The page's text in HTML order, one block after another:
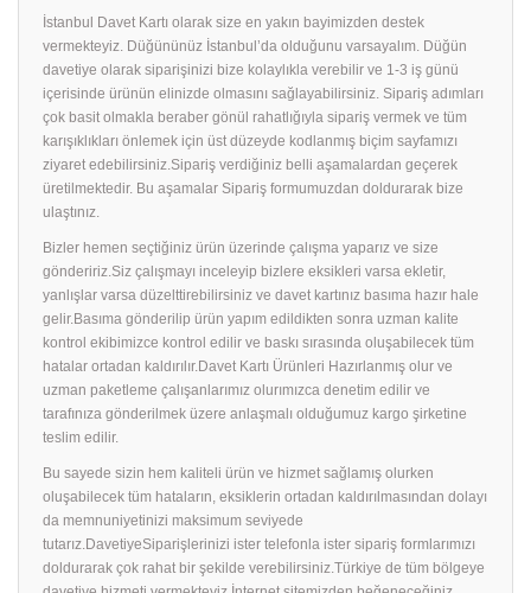
İstanbul Davet Kartı olarak size en yakın bayimizden destek
vermekteyiz. Düğününüz İstanbul’da olduğunu varsayalım. Düğün
davetiye olarak siparişinizi bize kolaylıkla verebilir ve 1-3 iş günü
içerisinde ürünün elinizde olmasını sağlayabilirsiniz. Sipariş adımları
çok basit olmakla beraber gönül rahatlığıyla sipariş vermek ve tüm
karışıklıkları önlemek için üst düzeyde kodlanmış biçim sayfamızı
ziyaret edebilirsiniz.Sipariş verdiğiniz belli aşamalardan geçerek
üretilmektedir. Bu aşamalar Sipariş formumuzdan doldurarak bize
ulaştınız.
Bizler hemen seçtiğiniz ürün üzerinde çalışma yaparız ve size
göndeririz.Siz çalışmayı inceleyip bizlere eksikleri varsa ekletir,
yanlışlar varsa düzelttirebilirsiniz ve davet kartınız basıma hazır hale
gelir.Basıma gönderilip ürün yapım edildikten sonra uzman kalite
kontrol ekibimizce kontrol edilir ve baskı sırasında oluşabilecek tüm
hatalar ortadan kaldırılır.Davet Kartı Ürünleri Hazırlanmış olur ve
uzman paketleme çalışanlarımız olurımızca denetim edilir ve
tarafınıza gönderilmek üzere anlaşmalı olduğumuz kargo şirketine
teslim edilir.
Bu sayede sizin hem kaliteli ürün ve hizmet sağlamış olurken
oluşabilecek tüm hataların, eksiklerin ortadan kaldırılmasından dolayı
da memnuniyetinizi maksimum seviyede
tutarız.DavetiyeSiparişlerinizi ister telefonla ister sipariş formlarımızı
doldurarak çok rahat bir şekilde verebilirsiniz.Türkiye de tüm bölgeye